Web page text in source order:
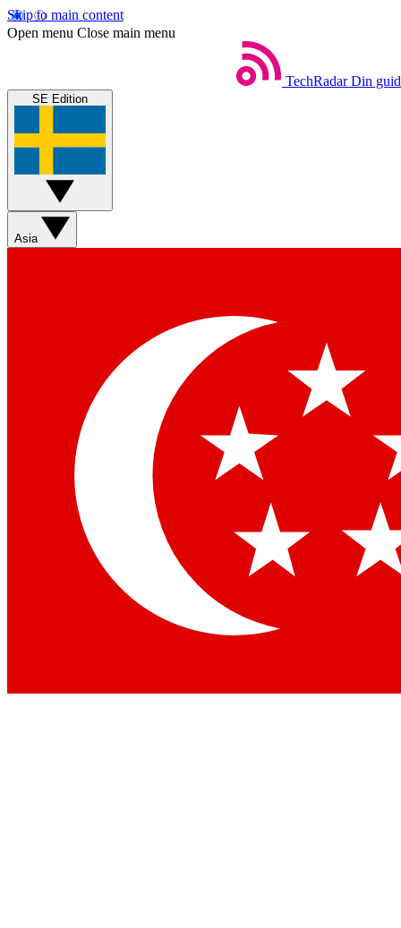
Skip to main content
Open menu Close main menu
TechRadar Din
SE Edition
Asia